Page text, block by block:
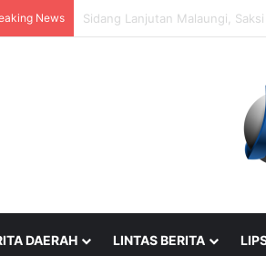
News Beda Tempat Penahanan Didik
DAERAH LINTAS BERITA